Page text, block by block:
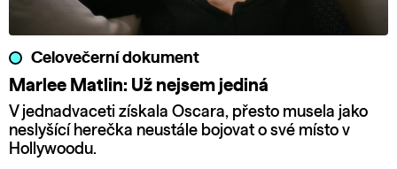
Celovečerní dokument
Marlee Matlin: Už nejsem jediná
V jednadvaceti získala Oscara, přesto musela jako
neslyšící herečka neustále bojovat o své místo v
Hollywoodu.